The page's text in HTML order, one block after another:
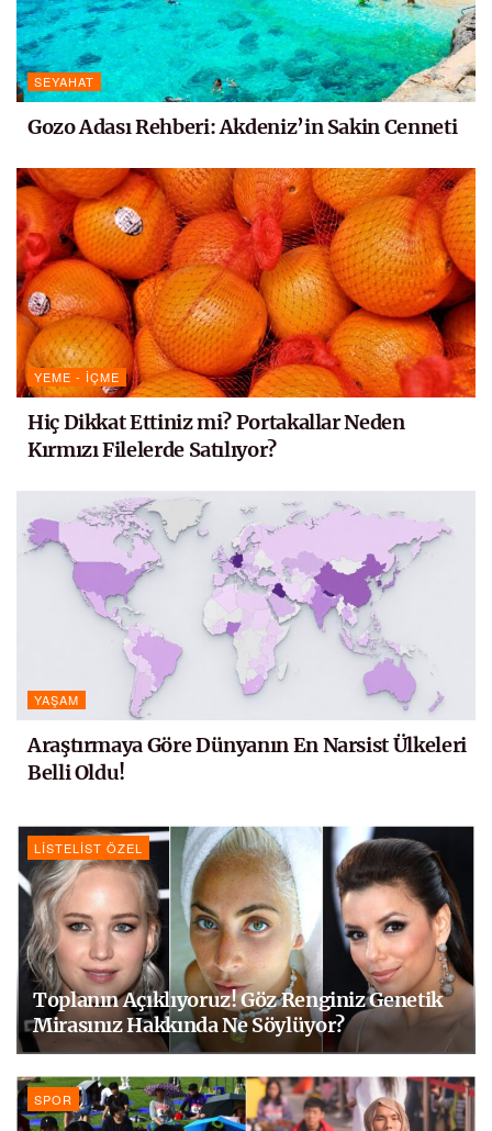
SEYAHAT
Gozo Adası Rehberi: Akdeniz’in Sakin Cenneti
YEME - İÇME
Hiç Dikkat Ettiniz mi? Portakallar Neden
Kırmızı Filelerde Satılıyor?
YAŞAM
Araştırmaya Göre Dünyanın En Narsist Ülkeleri
Belli Oldu!
LISTELIST ÖZEL
Toplanın Açıklıyoruz! Göz Renginiz Genetik
Mirasınız Hakkında Ne Söylüyor?
SPOR